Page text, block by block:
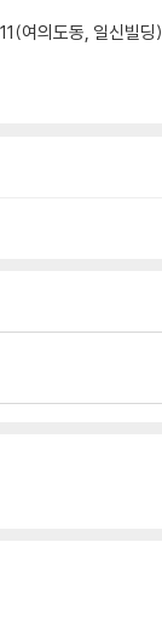
여의도동, 일신빌딩)